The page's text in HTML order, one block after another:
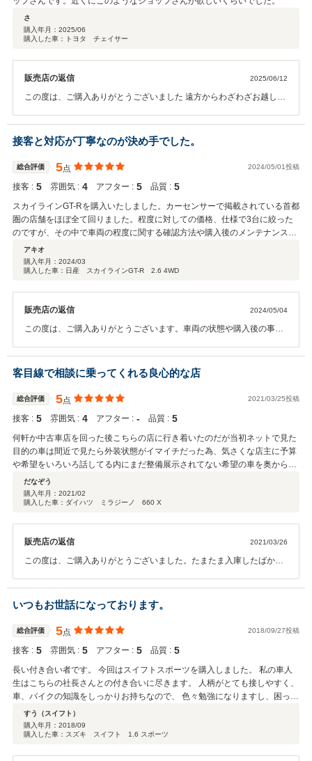
さ
購入年月： 2025/06
購入した車：トヨタ チェイサー
販売店の返信 2025/06/12
この度は、ご購入ありがとうございました 遠方からわざわざお越しい
ただけると嬉しいです また機会がありましたらよろしくお願いします
接客と対応が丁寧なのが決め手でした。
総合評価 5点 2024/05/01投稿
接客 : 5 雰囲気 : 4 アフター : 5 品質 : 5
スカイラインGT-Rを購入いたしました。カーセンサーで掲載されている首都
圏の店舗をほぼ全て回りました。程度に対しての価格、仕様で3台に絞った
のですが、その中で車両の程度に関する確認方法や購入後のメンテナンス方
法、手続き関係の説明などが非常に丁寧であったため購入を決定しました。
購入後の納車までに様々なお願いをしてしまったのですが、そちらも丁寧に
ヒアリング、対応をしていただき本当に感謝しています。他にも軽自動車や
をしていただけると思います！
アキオ
購入年月： 2024/03
購入した車：日産 スカイラインGT-R 2.6 4WD
販売店の返信 2024/05/04
この度は、ご購入ありがとうございます。車両の状態や購入後の事な
えられるようにしています。納車後もできる限りのアフターフォロー
はしていきたいと思っていますのでよろしくお願いします。
客目線で相談に乗ってくれる良心的な店
総合評価 5点 2021/03/25投稿
接客 : 5 雰囲気 : 4 アフター : ‐ 品質 : 5
何軒か中古車店を回った後こちらの店に行き着いたのだが当初ネットで見た
目的の車は間近で見たら外装状態がイマイチだった為、気さくな店主に予算
や希望をいろいろ話してる内にまだ整備展示されてない希望の車を奥から引
っ張り出してくれてひと目で気に入り購入決意。 当初の予算内で車のコンデ
ィションを最大限に仕上げてもらい保証も付いているので安心感があった。
納車後も電話でわからない事等、客目線で相談に乗ってもらった。 アフター
ます。 アフターの期待も込めて★5
だなぞう
購入年月： 2021/02
購入した車：ダイハツ ミラジーノ 660 X
販売店の返信 2021/03/26
この度は、ご購入ありがとうございました。たまたま入庫したばかり
張っていきたいと思いますので困ったことがありましたらお気軽に何
でもご相談ください。
いつもお世話になっております。
総合評価 5点 2018/09/27投稿
接客 : 5 雰囲気 : 5 アフター : 5 品質 : 5
長い付き合い者です。 今回はスイフトスポーツを購入しました。 私の車人
生はこちらの社長さんとの付き合いに尽きます。 人柄がとても接しやすく、
車、バイクの知識をしっかりお持ちなので、 色々勉強になりますし、困った
ときには直ぐ相談させてもらっています。 今回も購入前の相談から、候補車
の選定、購入時期など話しておりましたが いい車に出会えて感謝しておりま
す。 スイフトについては車自体は小型スポーツ車として楽しく乗れていま
すう（スイフト）
購入年月： 2018/09
購入した車：スズキ スイフト 1.6 スポーツ